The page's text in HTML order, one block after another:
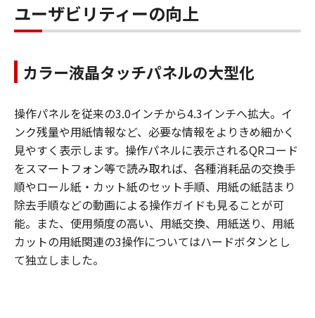
ユーザビリティーの向上
カラー液晶タッチパネルの大型化
操作パネルを従来の3.0インチから4.3インチへ拡大。イ
ンク残量や用紙情報など、必要な情報をよりきめ細かく
見やすく表示します。操作パネルに表示されるQRコード
をスマートフォン等で読み取れば、各種消耗品の交換手
順やロール紙・カット紙のセット手順、用紙の紙詰まり
除去手順などの動画による操作ガイドも見ることが可
能。また、使用頻度の高い、用紙交換、用紙送り、用紙
カットの用紙関連の3操作についてはハードボタンとし
て独立しました。